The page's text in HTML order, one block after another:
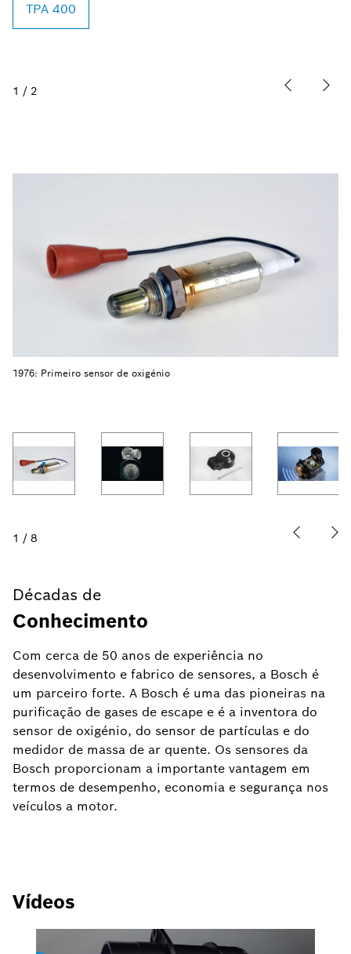
TPA 400
1 / 2
1976: Primeiro sensor de oxigénio
1 / 8
Décadas de
Conhecimento
Com cerca de 50 anos de experiência no
desenvolvimento e fabrico de sensores, a Bosch é
um parceiro forte. A Bosch é uma das pioneiras na
purificação de gases de escape e é a inventora do
sensor de oxigénio, do sensor de partículas e do
medidor de massa de ar quente. Os sensores da
Bosch proporcionam a importante vantagem em
termos de desempenho, economia e segurança nos
veículos a motor.
Vídeos